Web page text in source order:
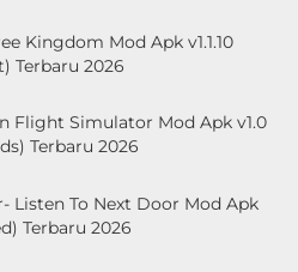
Kingdom Mod Apk v1.1.10
Terbaru 2026
Flight Simulator Mod Apk v1.0
Terbaru 2026
Listen To Next Door Mod Apk
Terbaru 2026